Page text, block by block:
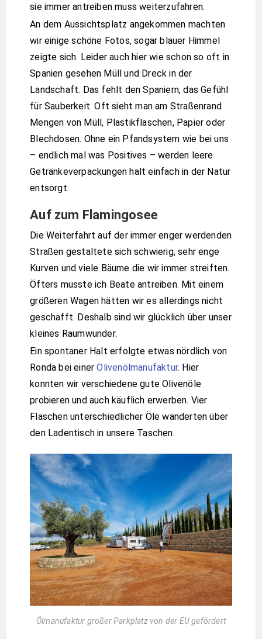
sie immer antreiben muss weiterzufahren.
An dem Aussichtsplatz angekommen machten
wir einige schöne Fotos, sogar blauer Himmel
zeigte sich. Leider auch hier wie schon so oft in
Spanien gesehen Müll und Dreck in der
Landschaft. Das fehlt den Spaniern, das Gefühl
für Sauberkeit. Oft sieht man am Straßenrand
Mengen von Müll, Plastikflaschen, Papier oder
Blechdosen. Ohne ein Pfandsystem wie bei uns
– endlich mal was Positives – werden leere
Getränkeverpackungen halt einfach in der Natur
entsorgt.
Auf zum Flamingosee
Die Weiterfahrt auf der immer enger werdenden
Straßen gestaltete sich schwierig, sehr enge
Kurven und viele Bäume die wir immer streiften.
Öfters musste ich Beate antreiben. Mit einem
größeren Wagen hätten wir es allerdings nicht
geschafft. Deshalb sind wir glücklich über unser
kleines Raumwunder.
Ein spontaner Halt erfolgte etwas nördlich von
Ronda bei einerOlivenölmanufaktur. Hier
konnten wir verschiedene gute Olivenöle
probieren und auch käuflich erwerben. Vier
Flaschen unterschiedlicher Öle wanderten über
den Ladentisch in unsere Taschen.
Ölmanufaktur großer Parkplatz von der EU gefördert